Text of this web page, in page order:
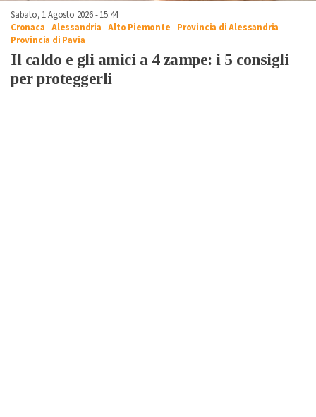
Sabato, 1 Agosto 2026 - 15:44
Cronaca-Alessandria -Alto Piemonte- Provincia di Alessandria -
Provincia di Pavia
Il caldo e gli amici a 4 zampe: i 5 consigli
per proteggerli